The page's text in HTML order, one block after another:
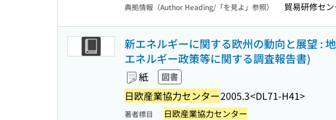
典拠情報（Author Heading/「を見よ」参照） 貿易研修セン
新エネルギーに関する欧州の動向と展望 :
エネルギー政策等に関する調査報告書)
紙 図書
日欧産業協力センター2005.3<DL71-H41>
著者標目 日欧産業協力センター